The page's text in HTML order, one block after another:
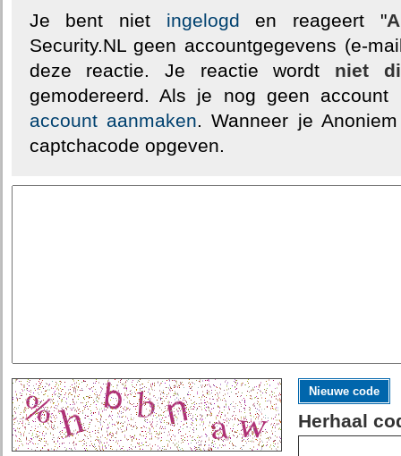
Je bent niet ingelogd en reageert "
Security.NL geen accountgegevens (e-
deze reactie. Je reactie wordt niet
gemodereerd. Als je nog geen
account aanmaken. Wanneer je
captchacode opgeven.
Nieuwe code
Herhaal